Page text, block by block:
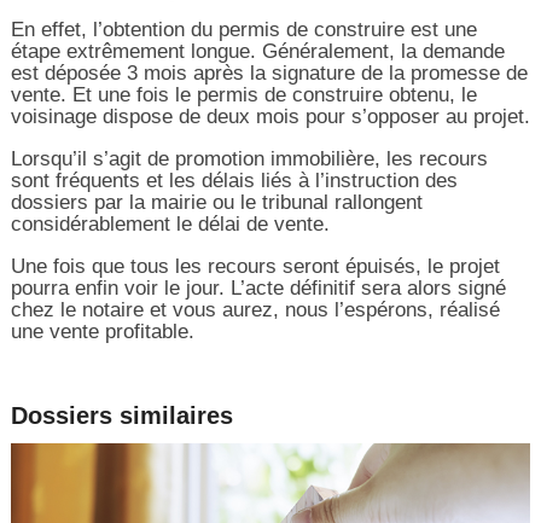
En effet, l’obtention du permis de construire est une
étape extrêmement longue. Généralement, la demande
est déposée 3 mois après la signature de la promesse de
vente. Et une fois le permis de construire obtenu, le
voisinage dispose de deux mois pour s’opposer au projet.
Lorsqu’il s’agit de promotion immobilière, les recours
sont fréquents et les délais liés à l’instruction des
dossiers par la mairie ou le tribunal rallongent
considérablement le délai de vente.
Une fois que tous les recours seront épuisés, le projet
pourra enfin voir le jour. L’acte définitif sera alors signé
chez le notaire et vous aurez, nous l’espérons, réalisé
une vente profitable.
Dossiers similaires